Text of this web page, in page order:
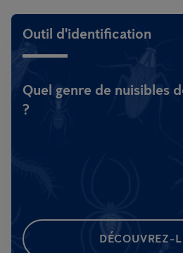
Outil d'identification
Quel genre de nuisibles
?
DÉCOUVREZ-